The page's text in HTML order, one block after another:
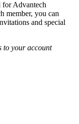
for Advantech
member, you can
and special
to your account